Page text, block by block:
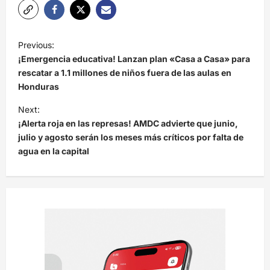
N
a
v
e
g
a
c
Previous:
¡Emergencia educativa! Lanzan plan «Casa a Casa» para
rescatar a 1.1 millones de niños fuera de las aulas en
Honduras
Next:
¡Alerta roja en las represas! AMDC advierte que junio,
julio y agosto serán los meses más críticos por falta de
agua en la capital